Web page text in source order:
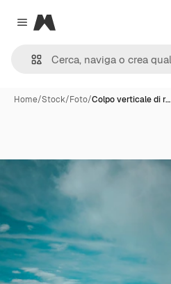
Close menu
Magnific
Home/Stock/Foto/Colpo verticale di r…